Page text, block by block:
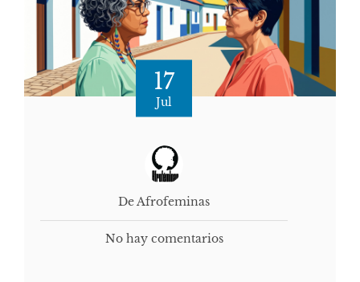
17
Jul
De Afrofeminas
No hay comentarios